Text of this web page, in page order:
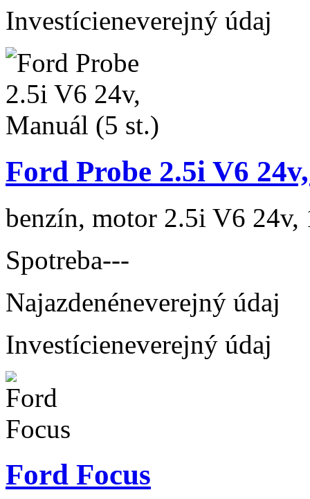
Investícieneverejný údaj
Ford Probe 2.5i V6
benzín, motor 2.5i V6 24v,
Spotreba---
Najazdenéneverejný údaj
Investícieneverejný údaj
Ford Focus